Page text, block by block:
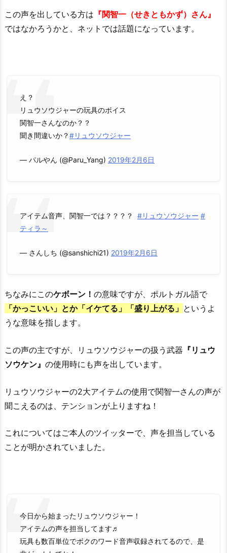
この声を出している方は 『関智一（せきともかず）さん』
ではなかろうかと、ネットでは話題になっています。
え？
リュウソウジャーの玩具のボイス
関智一さんなのか？？
聞き間違いか？#リュウソウジャー
— パルやん (@Paru_Yang) 2019年2月6日
アイテム音声、関智一では？？？？ #リュウソウジャー #
ティラ～
— さんしち (@sanshichi21) 2019年2月6日
ちなみにこのケボーン！ の意味ですが、ポルトガル語で
「かっこいい」とか「イケてる」「盛り上がる」 というよ
うな意味を指します。
この声の主ですが、リュウソウジャーの扱う武器 『リュウ
ソウケン』 の使用時にも声を出しています。
リュウソウジャーの2大アイテムの使用で関智一さんの声が
聞こえるのは、テンションが上りますね！
これについてはご本人のツイッターで、声を担当している
ことが明かされていました。
今日から始まったリュウソウジャー！
アイテムの声を担当してます♬
玩具も数百単位でボクのワード音声収録されてるので、是